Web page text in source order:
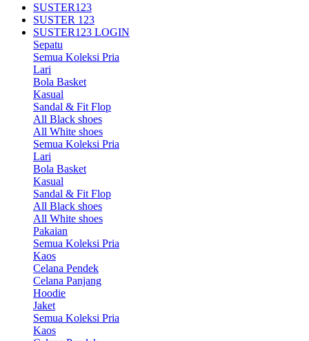
SUSTER123
SUSTER 123
SUSTER123 LOGIN
Sepatu
Semua Koleksi Pria
Lari
Bola Basket
Kasual
Sandal & Fit Flop
All Black shoes
All White shoes
Semua Koleksi Pria
Lari
Bola Basket
Kasual
Sandal & Fit Flop
All Black shoes
All White shoes
Pakaian
Semua Koleksi Pria
Kaos
Celana Pendek
Celana Panjang
Hoodie
Jaket
Semua Koleksi Pria
Kaos